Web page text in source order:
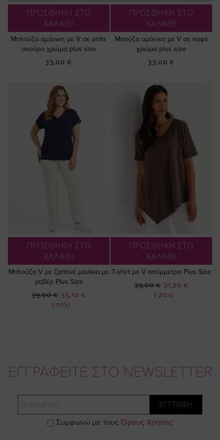
ΠΡΟΣΘΗΚΗ ΣΤΟ
ΚΑΛΑΘΙ
Μπλούζα αμάνικη με V σε μπλε
σκούρο χρώμα plus size
33,00 €
ΠΡΟΣΘΗΚΗ ΣΤΟ
ΚΑΛΑΘΙ
Μπούζα αμάνικη με V σε καφέ
χρώμα plus size
33,00 €
ΠΡΟΣΘΗΚΗ ΣΤΟ
ΚΑΛΑΘΙ
Μπλούζα V με ζαπονέ μανίκια με
ρεβέρ Plus Size
(-10%)
Ειδική
Τιμή
35,10 €
39,00 €
ΠΡΟΣΘΗΚΗ ΣΤΟ
ΚΑΛΑΘΙ
T-shirt με V ασύμμετρο Plus Size
(-20%)
Ειδική
Τιμή
31,20 €
39,00 €
ΕΓΓΡΑΦΕΙΤΕ ΣΤΟ NEWSLETTER
ΕΓΓΡΑΦΗ
Συμφωνώ με τους Όρους Χρήσης